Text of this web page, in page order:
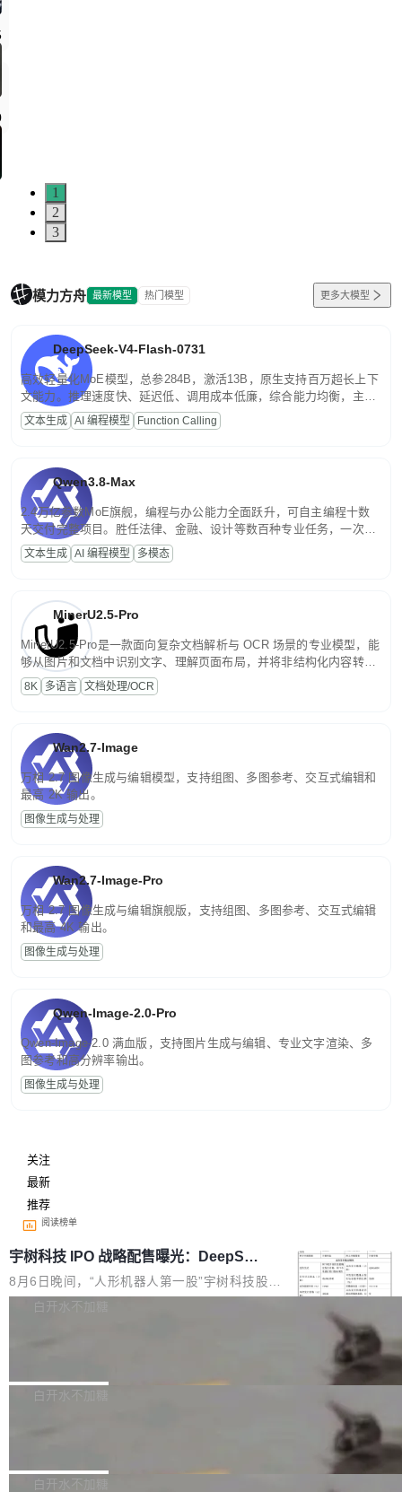
1
2
3
模力方舟 最新模型 热门模型 更多大模型
DeepSeek-V4-Flash-0731
高效轻量化MoE模型，总参284B，激活13B，原生支持百万超长上下
文能力。推理速度快、延迟低、调用成本低廉，综合能力均衡，主打
高并发、轻量化任务，适合日常对话、内容创作、基础 RAG、批量
文案处理等普惠刚需场景。
文本生成 AI 编程模型 Function Calling
Qwen3.8-Max
2.4万亿参数MoE旗舰，编程与办公能力全面跃升，可自主编程十数
天交付完整项目。胜任法律、金融、设计等数百种专业任务，一次对
话端到端交付生产级成果。原生视觉理解贯穿规划、执行与验证全流
程，支持超长文档与长视频的深度语义解析。长程任务中自主规划与
文本生成 AI 编程模型 多模态
MinerU2.5-Pro
MinerU2.5-Pro是一款面向复杂文档解析与 OCR 场景的专业模型，能
够从图片和文档中识别文字、理解页面布局，并将非结构化内容转换
为便于存储、检索和二次处理的结构化结果。
8K 多语言 文档处理/OCR
Wan2.7-Image
万相 2.7 图像生成与编辑模型，支持组图、多图参考、交互式编辑和
最高 2K 输出。
图像生成与处理
Wan2.7-Image-Pro
万相 2.7 图像生成与编辑旗舰版，支持组图、多图参考、交互式编辑
和最高 4K 输出。
图像生成与处理
Qwen-Image-2.0-Pro
Qwen-Image-2.0 满血版，支持图片生成与编辑、专业文字渲染、多
图参考和高分辨率输出。
图像生成与处理
关注
最新
推荐
阅读榜单
宇树科技 IPO 战略配售曝光：DeepSe
ek 获配 93.3 万股，锁定 36 个月
8月6日晚间，“人形机器人第一股”宇树科技股份
有限公司披露IPO发行价格及战略配售结果，杭
36个月。 公告显示，本次宇树科技战略配售对
员工参与设立的专项资产管理计划。其中，Dee
白开水不加糖
Bug fixes and enhancements 修复多次传递同
一个回归问题，该问题导致拉取镜像时会拒绝包
白开水不加糖
e 孵化器项目管理委员会（IPMC）投票中获得
白开水不加糖